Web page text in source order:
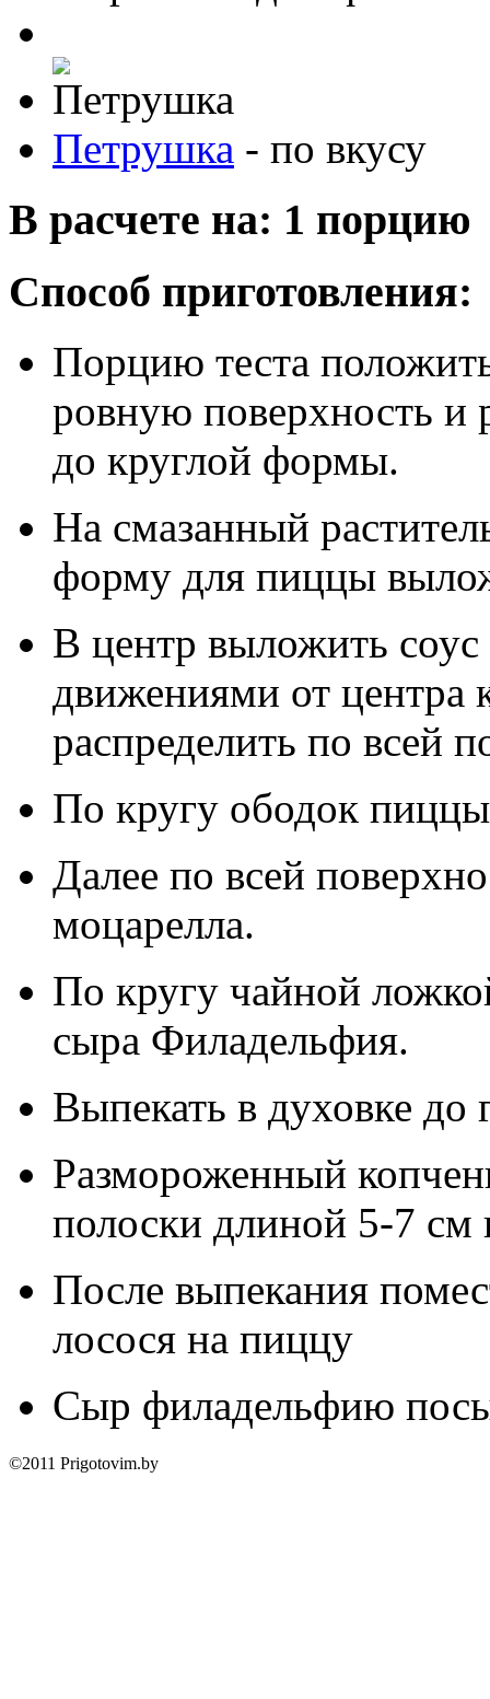
Петрушка - по вкусу
В расчете на: 1 порцию
Способ приготовления:
Порцию теста
ровную поверхность и
до круглой формы.
На смазанный
форму для пиццы
В центр выложить
движениями от центра
распределить по всей
По кругу ободок
Далее по всей
моцарелла.
По кругу чайной
сыра Филадельфия.
Выпекать в духовке до
Размороженный
полоски длиной 5-7
После выпекания
лосося на пиццу
Сыр филадельфию
©2011 Prigotovim.by